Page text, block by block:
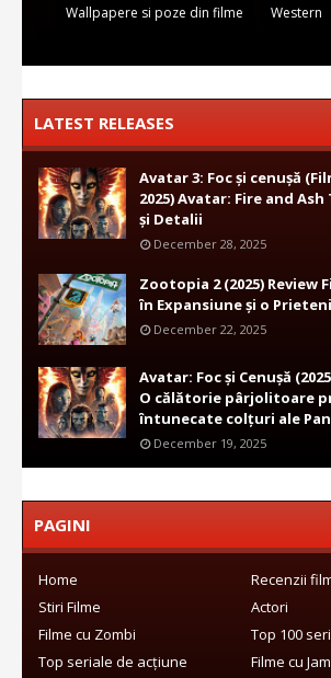
Wallpapere si poze din filme
Western
LATEST RELEASES
Avatar 3: Foc și cenușă
2025) Avatar: Fire and
și Detalii
December 28, 2025
Zootopia 2 (2025) Review
în Expansiune și o
December 22, 2025
Avatar: Foc și Cenușă
O călătorie pârjolitoare
întunecate colțuri ale
December 19, 2025
PAGINI
Home
Recenzii
Stiri Filme
Actori
Filme cu Zombi
Top 100
Top seriale de acțiune
Filme cu